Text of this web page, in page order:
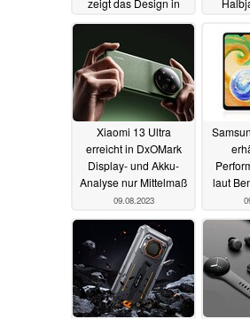
zeigt das Design in
Hellblau12.08.2023
Xiaomi 13 Ultra
erreicht in DxOMark
Display- und Akku-
Analyse nur Mittelmaß
09.08.2023
laut